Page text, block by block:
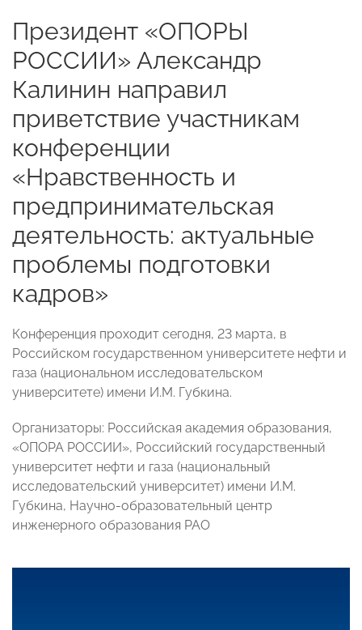
Президент «ОПОРЫ
РОССИИ» Александр
Калинин направил
приветствие участникам
конференции
«Нравственность и
предпринимательская
деятельность: актуальные
проблемы подготовки
кадров»
Конференция проходит сегодня, 23 марта, в
Российском государственном университете нефти и
газа (национальном исследовательском
университете) имени И.М. Губкина.
Организаторы: Российская академия образования,
«ОПОРА РОССИИ», Российский государственный
университет нефти и газа (национальный
исследовательский университет) имени И.М.
Губкина, Научно-образовательный центр
инженерного образования РАО